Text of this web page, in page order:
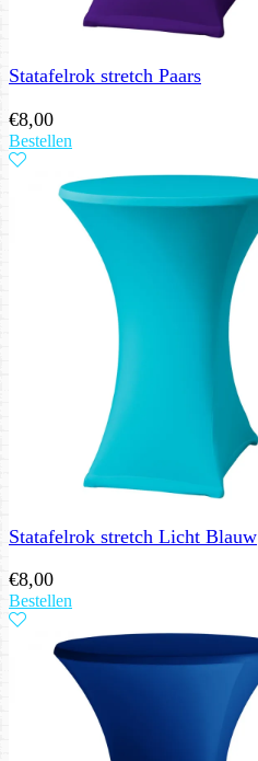
Statafelrok stretch Paars
€8,00
Bestellen
Statafelrok stretch Licht Blauw
€8,00
Bestellen